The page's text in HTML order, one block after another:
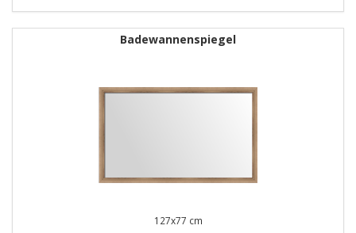
Badewannenspiegel
127x77 cm